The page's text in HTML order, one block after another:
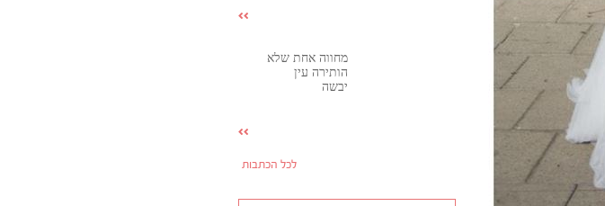
מחווה אחת שלא
הותירה עין
יבשה
לכל הכתבות